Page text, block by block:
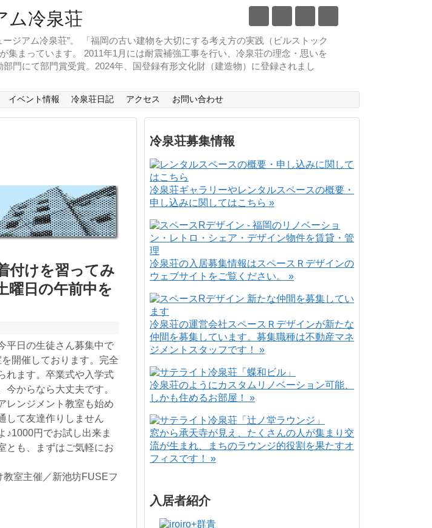
ジアム冷泉荘”。 「福岡の古い建物を大切にする考え方の実践（ビルストック
まっています。 2011年1月には耐震補強工事を行い、冷泉荘の理念・思いを
門にて部門賞受賞。2024年、国登録有形文化財（建造物）に登録されまし
イベント情報 冷泉荘日記 アクセス お問い合わせ
付けを習ってみ
日の午前中を
平日の生徒さん募集中で
開催しております。完全
れます。卒業式や入学式
からなら大丈夫です。
レンジメント教室も始め
して友達作りしません
♪1000円でお試し出来ま
とも、まずはご気軽にお
室主催／新池坊FUSEフ
冷泉荘募集情報
冷泉荘ギャラリーやレンタルスペースの概要・
申し込みに関してはこちら »
冷泉荘の入居募集情報はスペースＲデザインの
ウェブサイトをご覧ください。 »
冷泉荘の運営会社スペースＲデザインが新たな
仲間を募集しています。募集職種は不動産マネ
ジメントスタッフです！ »
冷泉荘のようにカスタムリノベーション可能、
しかも住めるお部屋！ »
窓から承天寺が見え、たくさんの人が集まり交
流が生まれ、まちのラウンジ的役割を果たすオ
フィスです！ »
入居者紹介